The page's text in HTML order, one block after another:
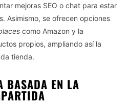
mejoras SEO o chat para estar
Asimismo, se ofrecen opciones
como Amazon y la
propios, ampliando así la
tienda.
BASADA EN LA